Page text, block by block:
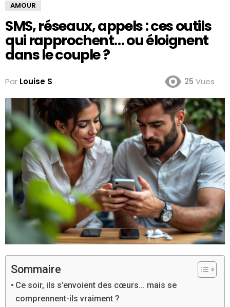
AMOUR
SMS, réseaux, appels : ces outils
qui rapprochent… ou éloignent
dans le couple ?
Par Louise S 25 Vues
Sommaire
Ce soir, ils s’envoient des cœurs… mais se
comprennent-ils vraiment ?